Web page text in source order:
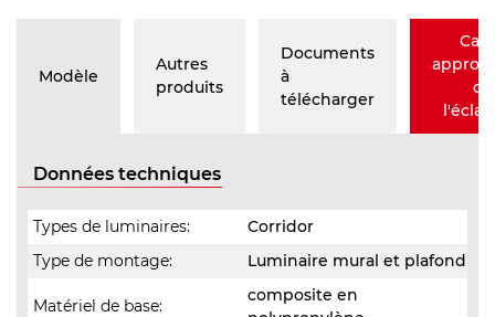
Modèle
Autres
produits
Documents
à
télécharger
de
Données techniques
Types de luminaires:
Corridor
Type de montage:
Luminaire mural et plafond
Matériel de base:
composite en